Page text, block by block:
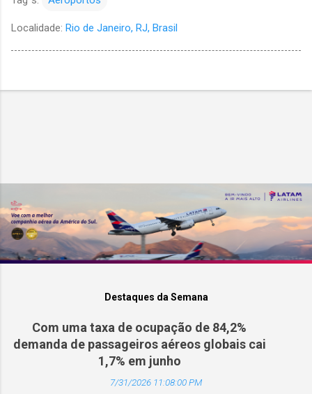
Localidade: Rio de Janeiro, RJ, Brasil
Destaques da Semana
Com uma taxa de ocupação de 84,2%
demanda de passageiros aéreos globais cai
1,7% em junho
7/31/2026 11:08:00 PM